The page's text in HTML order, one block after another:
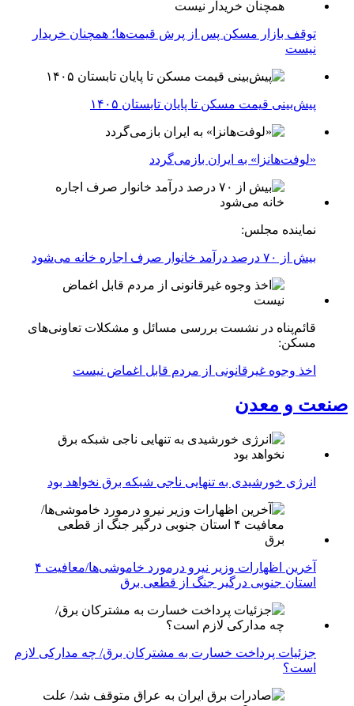
توقف بازار مسکن پس از پرش قیمت‌ها؛ همچنان خریدار
نیست
پیش‌بینی قیمت مسکن تا پایان تابستان ۱۴۰۵
«لوفت‌هانزا» به ایران بازمی‌گردد
نماینده مجلس:
بیش از ۷۰ درصد درآمد خانوار صرف اجاره خانه می‌شود
قائم‌پناه در نشست بررسی مسائل و مشکلات تعاونی‌های
مسکن:
اخذ وجوه غیرقانونی از مردم قابل اغماض نیست
صنعت و معدن
انرژی خورشیدی به تنهایی ناجی شبکه برق نخواهد بود
آخرین اظهارات وزیر نیرو درمورد خاموشی‌ها/معافیت ۴
استان جنوبی درگیر جنگ از قطعی برق
جزئیات پرداخت خسارت به مشترکان برق/ چه مدارکی لازم
است؟